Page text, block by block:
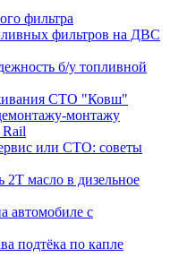
фильтра
фильтров на ДВС
б/у топливной
СТО "Ковш"
монтажу
или СТО: советы
2T масло в дизельное
автомобиле с
подтёка по капле